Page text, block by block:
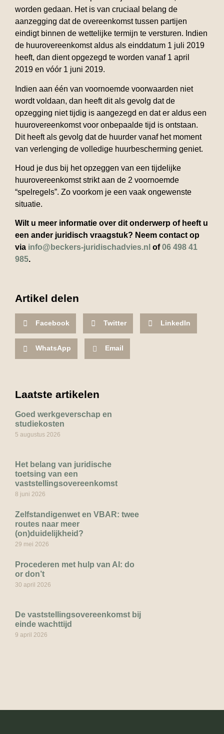
worden gedaan. Het is van cruciaal belang de
aanzegging dat de overeenkomst tussen partijen
eindigt binnen de wettelijke termijn te versturen. Indien
de huurovereenkomst aldus als einddatum 1 juli 2019
heeft, dan dient opgezegd te worden vanaf 1 april
2019 en vóór 1 juni 2019.
Indien aan één van voornoemde voorwaarden niet
wordt voldaan, dan heeft dit als gevolg dat de
opzegging niet tijdig is aangezegd en dat er aldus een
huurovereenkomst voor onbepaalde tijd is ontstaan.
Dit heeft als gevolg dat de huurder vanaf het moment
van verlenging de volledige huurbescherming geniet.
Houd je dus bij het opzeggen van een tijdelijke
huurovereenkomst strikt aan de 2 voornoemde
“spelregels”. Zo voorkom je een vaak ongewenste
situatie.
Wilt u meer informatie over dit onderwerp of heeft u
een ander juridisch vraagstuk? Neem contact op
via info@beckers-juridischadvies.nl of06 498 41
985.
Artikel delen
Facebook Twitter LinkedIn
WhatsApp Email
Laatste artikelen
Goed werkgeverschap en
studiekosten
5 augustus 2026
Het belang van juridische
toetsing van een
vaststellingsovereenkomst
8 juni 2026
Zelfstandigenwet en VBAR: twee
routes naar meer
(on)duidelijkheid?
29 mei 2026
Procederen met hulp van AI: do
or don’t
30 april 2026
De vaststellingsovereenkomst bij
einde wachttijd
9 april 2026